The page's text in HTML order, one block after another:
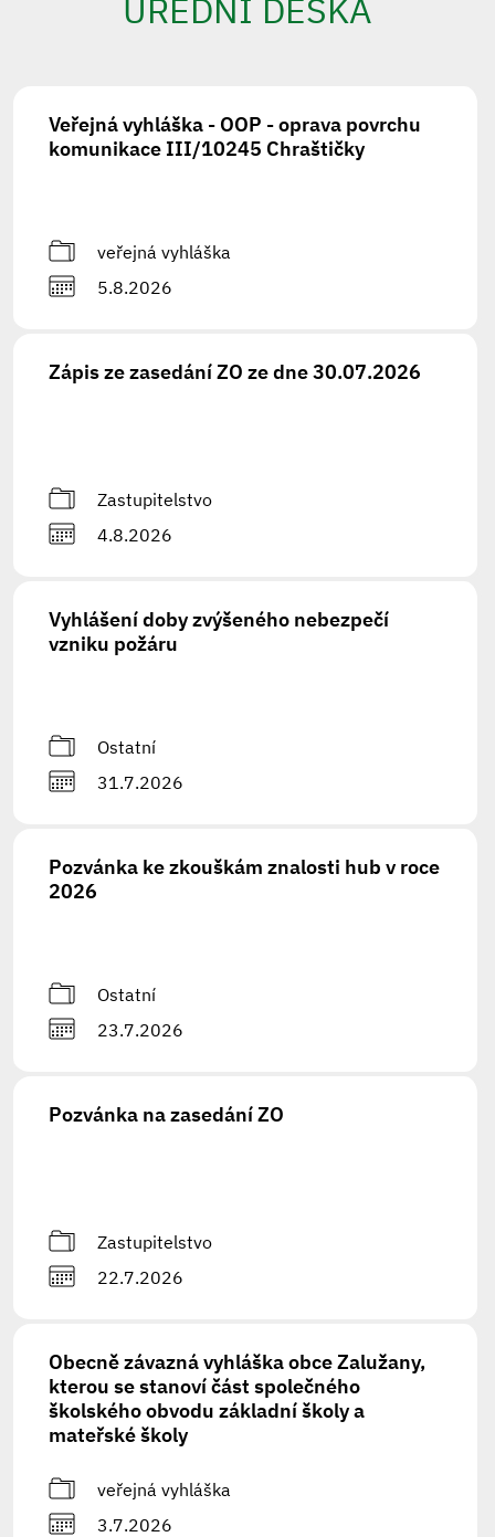
ÚŘEDNÍ DESKA
Veřejná vyhláška - OOP - oprava povrchu
komunikace III/10245 Chraštičky
veřejná vyhláška
5.8.2026
Zápis ze zasedání ZO ze dne 30.07.2026
Zastupitelstvo
4.8.2026
Vyhlášení doby zvýšeného nebezpečí
vzniku požáru
Ostatní
31.7.2026
Pozvánka ke zkouškám znalosti hub v roce
2026
Ostatní
23.7.2026
Pozvánka na zasedání ZO
Zastupitelstvo
22.7.2026
Obecně závazná vyhláška obce Zalužany,
kterou se stanoví část společného
školského obvodu základní školy a
mateřské školy
veřejná vyhláška
3.7.2026